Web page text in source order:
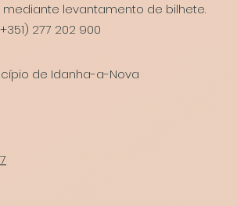
levantamento de bilhete.
277 202 900
de Idanha-a-Nova